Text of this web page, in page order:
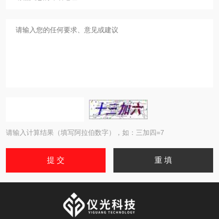
请输入计算结果（填写阿拉伯数字），如：三加四=7